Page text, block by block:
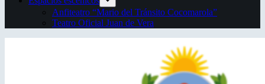
Anfiteatro “Mario del Tránsito Cocomarola”
Teatro Oficial Juan de Vera